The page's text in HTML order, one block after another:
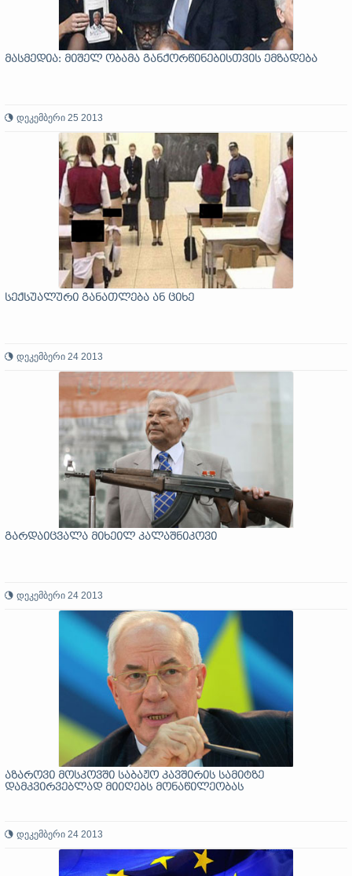
მასმედია: მიშელ ობამა განქორწინებისთვის ემზადება
დეკემბერი 25 2013
სექსუალური განათლება ან ციხე
დეკემბერი 24 2013
გარდაიცვალა მიხეილ კალაშნიკოვი
დეკემბერი 24 2013
აზაროვი მოსკოვში საბაჟო კავშირის სამიტზე
დამკვირვებლად მიიღებს მონაწილეობას
დეკემბერი 24 2013